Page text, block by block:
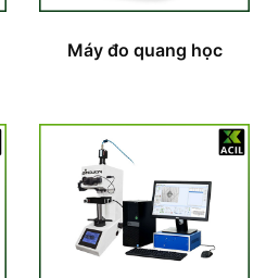
Máy đo quang học